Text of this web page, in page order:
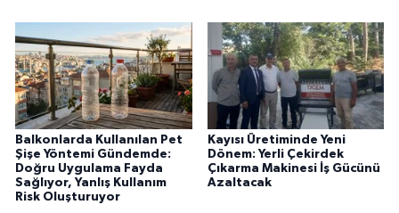
Balkonlarda Kullanılan Pet
Şişe Yöntemi Gündemde:
Doğru Uygulama Fayda
Sağlıyor, Yanlış Kullanım
Risk Oluşturuyor
Kayısı Üretiminde Yeni
Dönem: Yerli Çekirdek
Çıkarma Makinesi İş Gücünü
Azaltacak